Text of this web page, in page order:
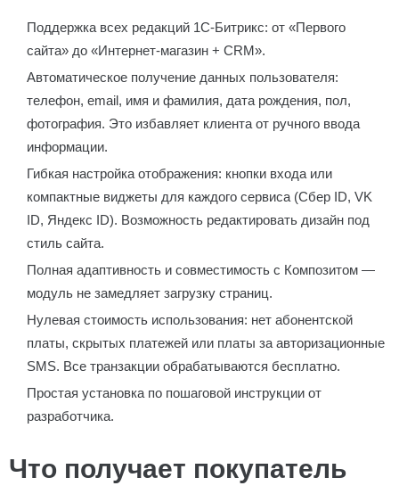
Поддержка всех редакций 1С-Битрикс: от «Первого
сайта» до «Интернет-магазин + CRM».
Автоматическое получение данных пользователя:
телефон, email, имя и фамилия, дата рождения, пол,
фотография. Это избавляет клиента от ручного ввода
информации.
Гибкая настройка отображения: кнопки входа или
компактные виджеты для каждого сервиса (Сбер ID, VK
ID, Яндекс ID). Возможность редактировать дизайн под
стиль сайта.
Полная адаптивность и совместимость с Композитом —
модуль не замедляет загрузку страниц.
Нулевая стоимость использования: нет абонентской
платы, скрытых платежей или платы за авторизационные
SMS. Все транзакции обрабатываются бесплатно.
Простая установка по пошаговой инструкции от
разработчика.
Что получает покупатель